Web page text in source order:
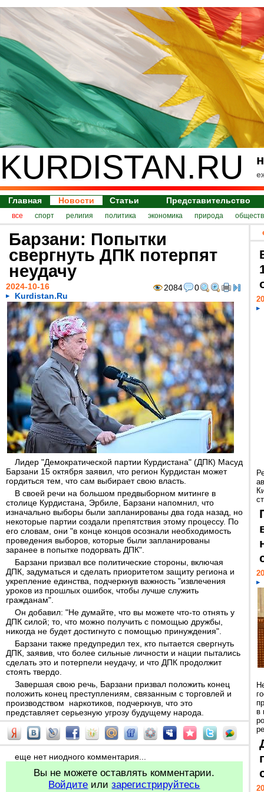
KURDISTAN.RU
Главная Новости Статьи Представительство
все спорт религия политика экономика природа
Барзани: Попытки
свергнуть ДПК потерпят
неудачу
2084 0
2024-10-16
Kurdistan.Ru
Лидер "Демократической партии Курдистана" (ДПК) Масуд
Барзани 15 октября заявил, что регион Курдистан может
гордиться тем, что сам выбирает свою власть.
В своей речи на большом предвыборном митинге в
столице Курдистана, Эрбиле, Барзани напомнил, что
изначально выборы были запланированы два года назад, но
некоторые партии создали препятствия этому процессу. По
его словам, они "в конце концов осознали необходимость
проведения выборов, которые были запланированы
заранее в попытке подорвать ДПК".
Барзани призвал все политические стороны, включая
ДПК, задуматься и сделать приоритетом защиту региона и
укрепление единства, подчеркнув важность "извлечения
уроков из прошлых ошибок, чтобы лучше служить
гражданам".
Он добавил: "Не думайте, что вы можете что-то отнять у
ДПК силой; то, что можно получить с помощью дружбы,
никогда не будет достигнуто с помощью принуждения".
Барзани также предупредил тех, кто пытается свергнуть
ДПК, заявив, что более сильные личности и нации пытались
сделать это и потерпели неудачу, и что ДПК продолжит
стоять твердо.
Завершая свою речь, Барзани призвал положить конец
положить конец преступлениям, связанным с торговлей и
производством наркотиков, подчеркнув, что это
представляет серьезную угрозу будущему народа.
еще нет ниодного комментария...
Вы не можете оставлять комментарии.
Войдите илизарегистрируйтесь
в